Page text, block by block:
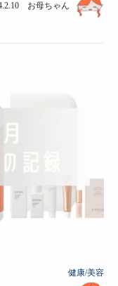
お母ちゃん
健康/美容